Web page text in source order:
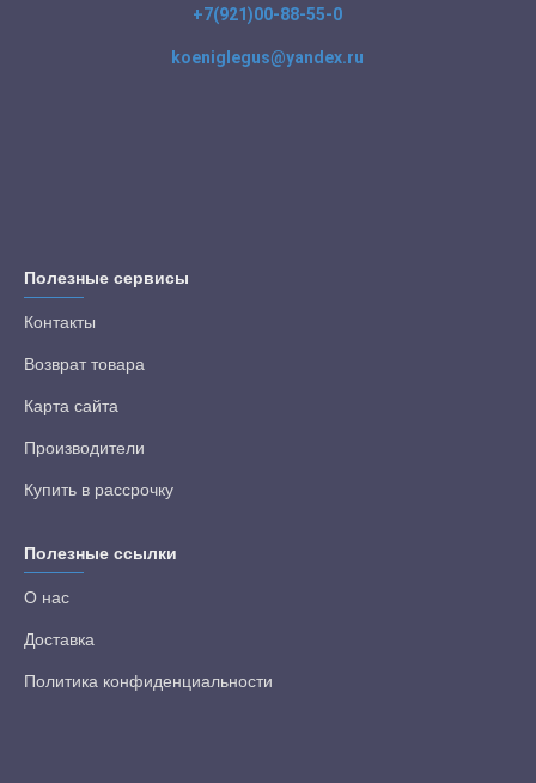
+7(921)00-88-55-0
koeniglegus@yandex.ru
Полезные сервисы
Контакты
Возврат товара
Карта сайта
Производители
Купить в рассрочку
Полезные ссылки
О нас
Доставка
Политика конфиденциальности